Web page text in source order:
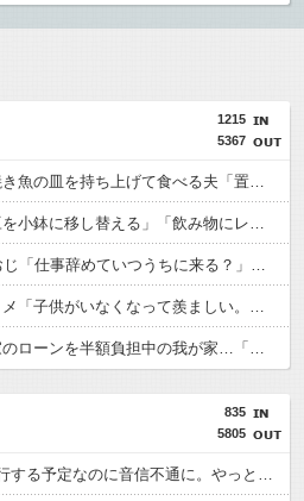
1215
5367
食事中に大きな焼き魚の皿を持ち上げて食べる夫「置いたまま食べるお前は品がない！」→義母から受けた謎のしつけを盲信する旦那の主張がこちら ←大きな皿を持ち上げる方が行儀悪いぞｗ
恋人の「家で納豆を小鉢に移し替える」「飲み物にレモンを入れる」行動に限界が来た…！外では普通なのに、家だとペットボトルからグラスに移したりストローを使う謎の「丁寧な暮らし」感が無理ｗｗｗ
実家で53歳分家おじ「仕事辞めていつうちに来る？」私「え？」→「20年前に結婚すると言った」と言い張りフォークを持って殴りかかってきた←子供相手に本気になってて恐怖
流産した私にコトメ「子供がいなくなって羨ましい。優雅にお菓子食べられるもんね」絶望する私に言い放った。その後、夫に話して着拒＆完全絶縁←義両親がまともなのが救いだな
商売傾いた義実家のローンを半額負担中の我が家…「家を買って」と調子に乗るトメに住む場所がなくなる未来を教えてあげた結果←息根を止める返しでスカッとｗ
835
5805
2日後に彼女と旅行する予定なのに音信不通に。やっと返信が届いたが内容が...